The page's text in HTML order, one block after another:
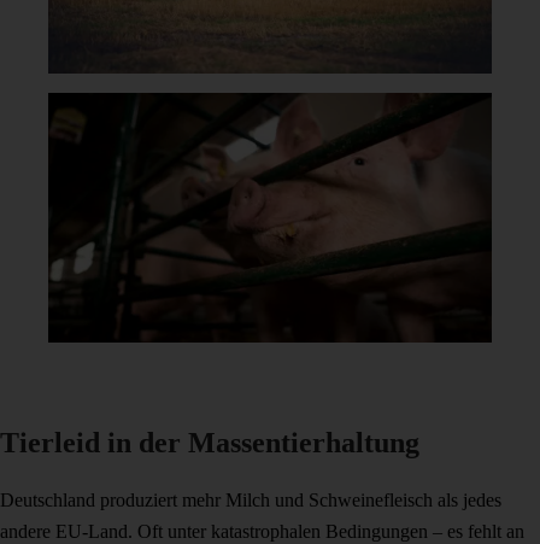
Tierleid in der Massentierhaltung
Deutschland produziert mehr Milch und Schweinefleisch als jedes
andere EU-Land. Oft unter katastrophalen Bedingungen – es fehlt an